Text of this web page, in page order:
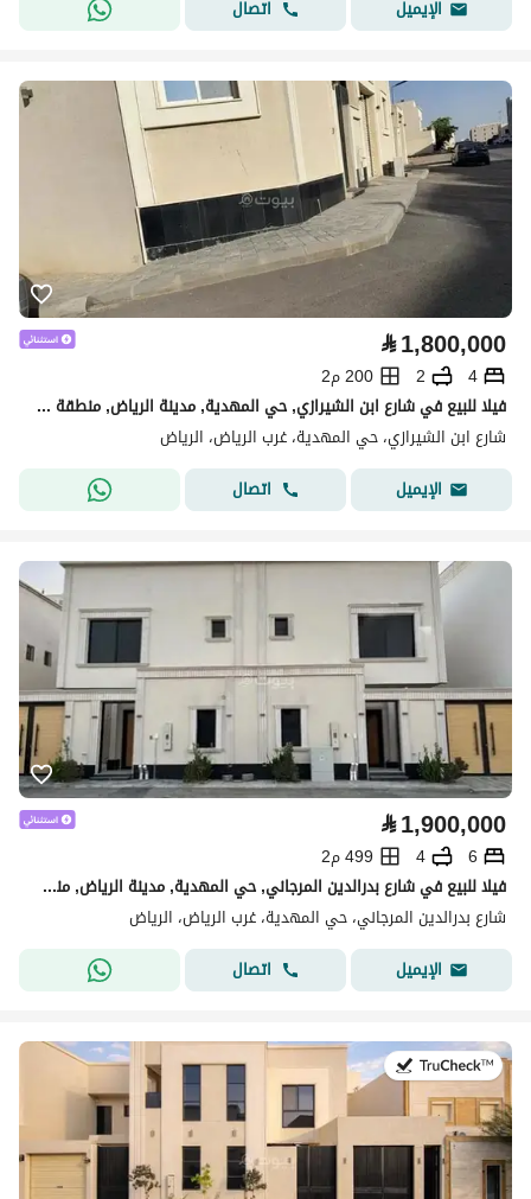
الإيميل
اتصال
⃁1,800,000
4
2
200 م2
فيلا للبيع في شارع ابن الشيرازي, حي المهدية, مدينة الرياض, منطقة الرياض
شارع ابن الشيرازي، حي المهدية، غرب الرياض، الرياض
الإيميل
اتصال
⃁1,900,000
6
4
499 م2
فيلا للبيع في شارع بدرالدين المرجاني, حي المهدية, مدينة الرياض, منطقة الرياض
شارع بدرالدين المرجاني، حي المهدية، غرب الرياض، الرياض
الإيميل
اتصال
في:11 يوليو 2026